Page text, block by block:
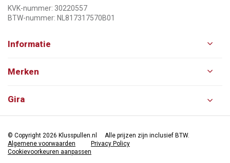
KVK-nummer: 30220557
BTW-nummer: NL817317570B01
Informatie
Merken
Gira
© Copyright 2026 Klusspullen.nl
Alle prijzen zijn inclusief BTW.
Algemene voorwaarden
Privacy Policy
Cookievoorkeuren aanpassen